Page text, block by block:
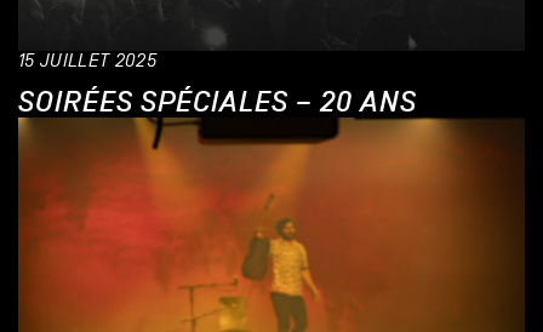
15 JUILLET 2025
SOIRÉES SPÉCIALES – 20 ANS